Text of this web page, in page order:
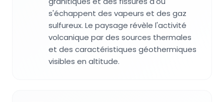
s'échappent des vapeurs et des gaz
sulfureux. Le paysage révèle l'activité
volcanique par des sources thermales
et des caractéristiques géothermiques
visibles en altitude.